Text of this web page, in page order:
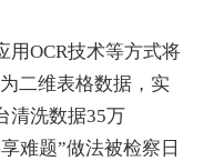
用OCR技术等方式将
二维表格数据，实
清洗数据35万
难题”做法被检察日